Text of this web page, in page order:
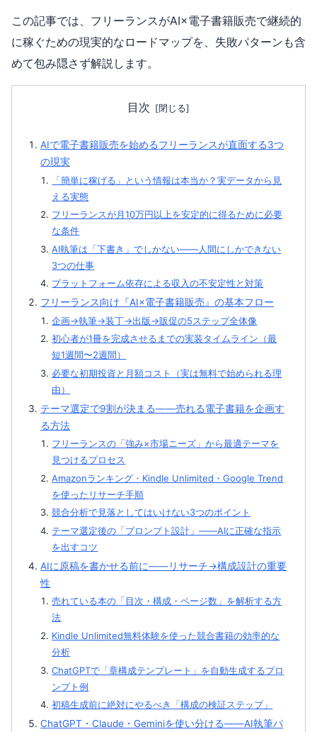
この記事では、フリーランスがAI×電子書籍販売で継続的
に稼ぐための現実的なロードマップを、失敗パターンも含
めて包み隠さず解説します。
目次
AIで電子書籍販売を始めるフリーランスが直面する3つ
の現実
「簡単に稼げる」という情報は本当か？実データから見
える実態
フリーランスが月10万円以上を安定的に得るために必要
な条件
AI執筆は「下書き」でしかない——人間にしかできない
3つの仕事
プラットフォーム依存による収入の不安定性と対策
フリーランス向け『AI×電子書籍販売』の基本フロー
企画→執筆→装丁→出版→販促の5ステップ全体像
初心者が1冊を完成させるまでの実装タイムライン（最
短1週間〜2週間）
必要な初期投資と月額コスト（実は無料で始められる理
由）
テーマ選定で9割が決まる——売れる電子書籍を企画す
る方法
フリーランスの「強み×市場ニーズ」から最適テーマを
見つけるプロセス
Amazonランキング・Kindle Unlimited・Google Trend
を使ったリサーチ手順
競合分析で見落としてはいけない3つのポイント
テーマ選定後の「プロンプト設計」——AIに正確な指示
を出すコツ
AIに原稿を書かせる前に——リサーチ→構成設計の重要
性
売れている本の「目次・構成・ページ数」を解析する方
法
Kindle Unlimited無料体験を使った競合書籍の効率的な
分析
ChatGPTで「章構成テンプレート」を自動生成するプロ
ンプト例
初稿生成前に絶対にやるべき「構成の検証ステップ」
ChatGPT・Claude・Geminiを使い分ける——AI執筆パ